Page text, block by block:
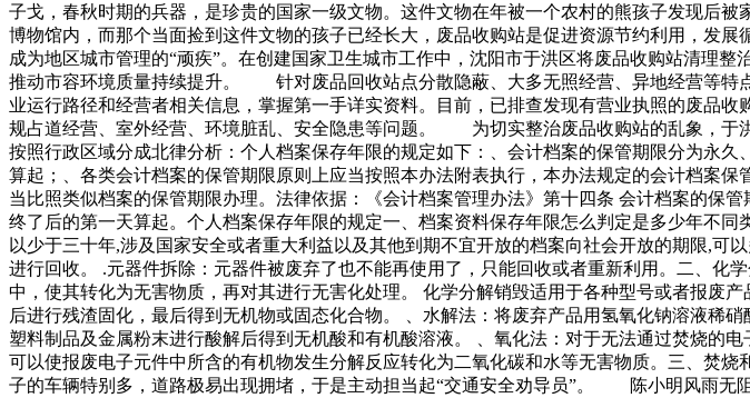
子戈，春秋时期的兵器，是珍贵的国家一级文物。这件文物在年被一个农村的熊孩子发现后
博物馆内，而那个当面捡到这件文物的孩子已经长大，废品收购站是促进资源节约利用，发
成为地区城市管理的“顽疾”。在创建国家卫生城市工作中，沈阳市于洪区将废品收购站清理
推动市容环境质量持续提升。 针对废品回收站点分散隐蔽、大多无照经营、异地经营等特
业运行路径和经营者相关信息，掌握第一手详实资料。目前，已排查发现有营业执照的废品
规占道经营、室外经营、环境脏乱、安全隐患等问题。 为切实整治废品收购站的乱象，于
按照行政区域分成北律分析：个人档案保存年限的规定如下：、会计档案的保管期限分为永
算起；、各类会计档案的保管期限原则上应当按照本办法附表执行，本办法规定的会计档案
当比照类似档案的保管期限办理。法律依据：《会计档案管理办法》第十四条 会计档案的保
终了后的第一天算起。个人档案保存年限的规定一、档案资料保存年限怎么判定是多少年不
以少于三十年,涉及国家安全或者重大利益以及其他到期不宜开放的档案向社会开放的期限,
进行回收。 .元器件拆除：元器件被废弃了也不能再使用了，只能回收或者重新利用。二、
中，使其转化为无害物质，再对其进行无害化处理。 化学分解销毁适用于各种型号或者报废
后进行残渣固化，最后得到无机物或固态化合物。 、水解法：将废弃产品用氢氧化钠溶液稀
塑料制品及金属粉末进行酸解后得到无机酸和有机酸溶液。 、氧化法：对于无法通过焚烧的
可以使报废电子元件中所含的有机物发生分解反应转化为二氧化碳和水等无害物质。三、焚
子的车辆特别多，道路极易出现拥堵，于是主动担当起“交通安全劝导员”。 陈小明风雨无